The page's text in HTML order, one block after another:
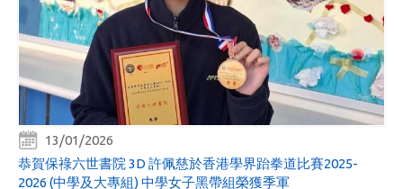
13/01/2026
恭賀保祿六世書院 3D 許佩慈於香港學界跆拳道比賽2025-
2026 (中學及大專組) 中學女子黑帶組榮獲季軍